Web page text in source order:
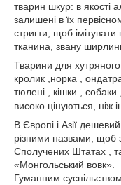
тварин шкур: в якості
залишені в їх
стригти, щоб
тканина, звану
Тварини для
кролик норка
тюлені
кішки собаки
високо цінуються, ніж
В Європі і Азії
різними назвами, щоб
Сполучених Штатах ,
«Монгольський вовк».
Гуманним